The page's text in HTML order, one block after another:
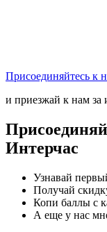
Присоединяйтесь к
и приезжай к нам за
Интерчас
Узнавай
Получай
Копи баллы с
А еще у нас